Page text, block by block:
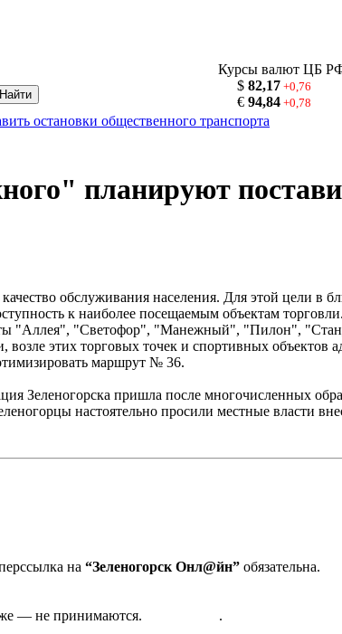
Найти
Курсы валют ЦБ
$ 82,17+0,76
€ 94,84+0,78
остановки общественного транспорта
планируют
обслуживания населения. Для этой цели в
к наиболее посещаемым объектам
"Аллея", "Светофор", "Манежный", "Пилон",
этих торговых точек и спортивных объектов
маршрут № 36.
Зеленогорска пришла после многочисленных
настоятельно просили местные власти
на “Зеленогорск Онл@йн” обязательна.
— не принимаются.
.